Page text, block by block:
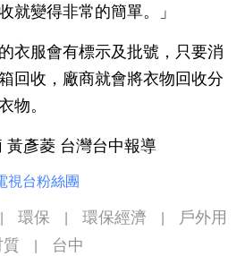
就變得非常的簡單。」
衣服會有標示及批號，只要消
回收，廠商就會將衣物回收分
物。
黃彥菱 台灣台中報導
視台粉絲團
環保 環保經濟
戶外用
台中